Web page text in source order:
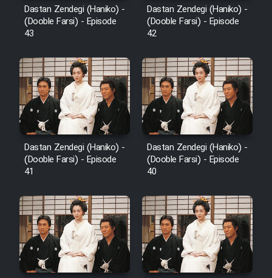
Film Behtarin Tabestan Man
Film Salam be Entezar
Film Tejarat
Film Entehaye Ghodrat
Cartoon Robin Hood - Dooble
Farsi (Ghabl Az Enghelab)
Dastan Zendegi (Haniko) -
(Dooble Farsi) - Episode
43
Dastan Zendegi (Haniko) -
(Dooble Farsi) - Episode
42
Dastan Zendegi (Haniko) -
(Dooble Farsi) - Episode
41
Dastan Zendegi (Haniko) -
(Dooble Farsi) - Episode
40